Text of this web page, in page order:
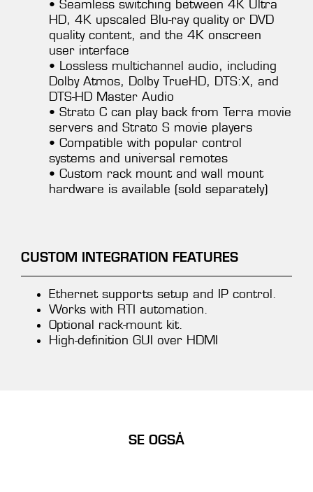
• Seamless switching between 4K Ultra
HD, 4K upscaled Blu-ray quality or DVD
quality content, and the 4K onscreen
user interface
• Lossless multichannel audio, including
Dolby Atmos, Dolby TrueHD, DTS:X, and
DTS-HD Master Audio
• Strato C can play back from Terra movie
servers and Strato S movie players
• Compatible with popular control
systems and universal remotes
• Custom rack mount and wall mount
hardware is available (sold separately)
CUSTOM INTEGRATION FEATURES
Ethernet supports setup and IP control.
Works with RTI automation.
Optional rack-mount kit.
High-definition GUI over HDMI
SE OGSÅ